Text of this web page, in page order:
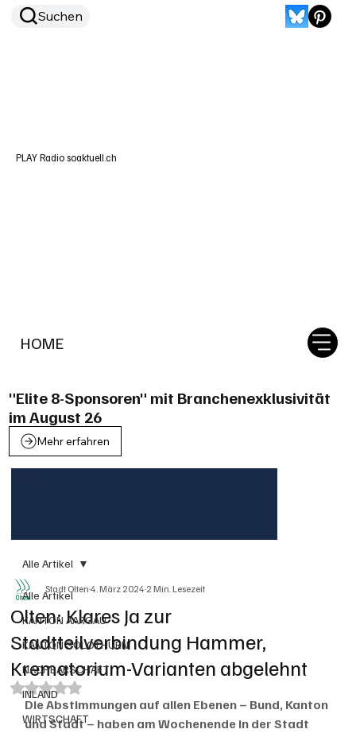
HOME
Suchen
PLAY Radio soaktuell.ch
"Elite 8-Sponsoren" mit Branchenexklusivität
im August 26
Mehr erfahren
Alle Artikel
KANTON AARGAU
KANTON SOLOTHURN
NACHBARSCHAFT
INLAND
WIRTSCHAFT
Alle Artikel
Olten: Klares Ja zur
Stadtteilverbindung Hammer,
Krematorium-Varianten abgelehnt
Stadt Olten4. März 20242 Min. Lesezeit
Mit NaN von 5 Sternen bewertet.
Die Abstimmungen auf allen Ebenen – Bund, Kanton
und Stadt – haben am Wochenende in der Stadt